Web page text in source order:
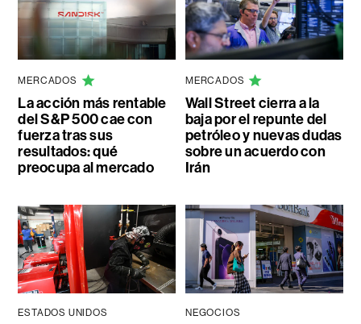
MERCADOS
La acción más rentable
del S&P 500 cae con
fuerza tras sus
resultados: qué
preocupa al mercado
MERCADOS
Wall Street cierra a la
baja por el repunte del
petróleo y nuevas dudas
sobre un acuerdo con
Irán
ESTADOS UNIDOS NEGOCIOS